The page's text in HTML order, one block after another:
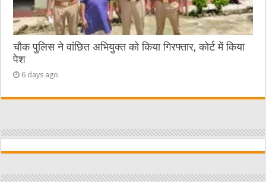
चौक पुलिस ने वांछित अभियुक्त को किया गिरफ्तार, कोर्ट में किया
पेश
6 days ago